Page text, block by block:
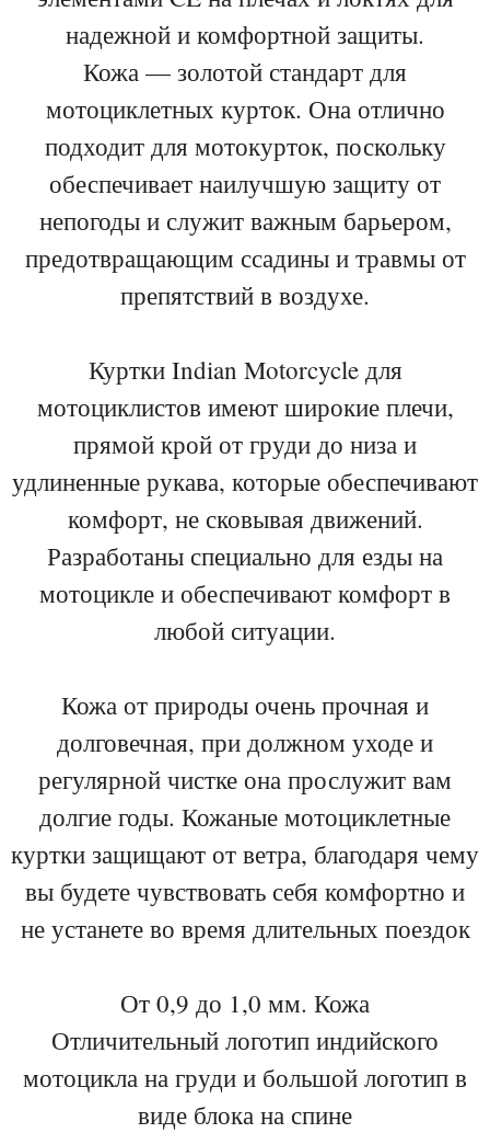
надежной и комфортной защиты.
Кожа — золотой стандарт для
мотоциклетных курток. Она отлично
подходит для мотокурток, поскольку
обеспечивает наилучшую защиту от
непогоды и служит важным барьером,
предотвращающим ссадины и травмы от
препятствий в воздухе.
Куртки Indian Motorcycle для
мотоциклистов имеют широкие плечи,
прямой крой от груди до низа и
удлиненные рукава, которые обеспечивают
комфорт, не сковывая движений.
Разработаны специально для езды на
мотоцикле и обеспечивают комфорт в
любой ситуации.
Кожа от природы очень прочная и
долговечная, при должном уходе и
регулярной чистке она прослужит вам
долгие годы. Кожаные мотоциклетные
куртки защищают от ветра, благодаря чему
вы будете чувствовать себя комфортно и
не устанете во время длительных поездок
От 0,9 до 1,0 мм. Кожа
Отличительный логотип индийского
мотоцикла на груди и большой логотип в
виде блока на спине